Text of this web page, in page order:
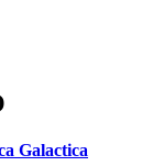
Galactica